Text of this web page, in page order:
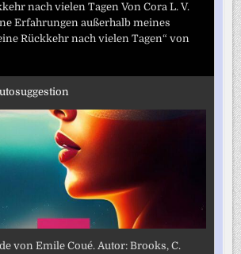
nach vielen Tagen Von Cora L. V.
Erfahrungen außerhalb meines
Rückkehr nach vielen Tagen“ von
von Emile Coué. Autor: Brooks, C.